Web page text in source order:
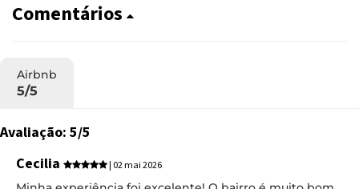
Comentários
Airbnb
5/5
Avaliação: 5/5
Cecilia
| 02 mai 2026